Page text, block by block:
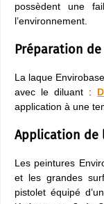
possèdent une
l’environnement.
Préparation
La laque
avec le diluant :
application à une
Application de
Les peintures
et les grandes
pistolet équipé